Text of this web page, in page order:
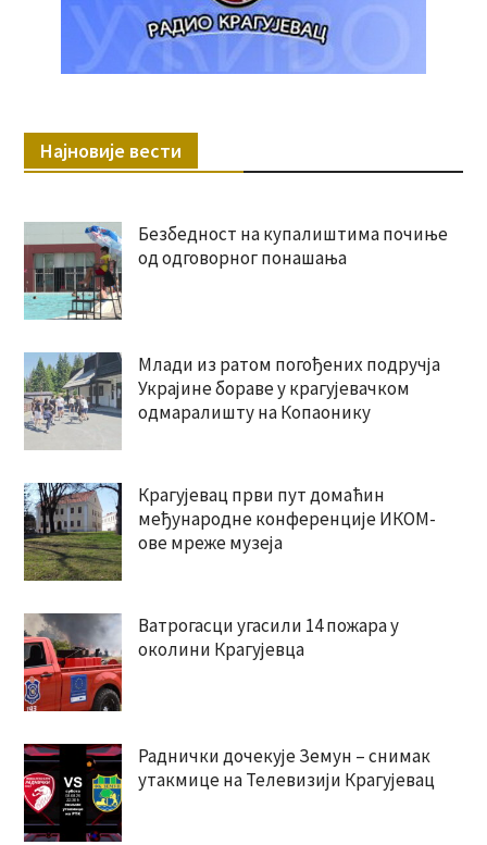
Најновије вести
Безбедност на купалиштима почиње
од одговорног понашања
Млади из ратом погођених подручја
Украјине бораве у крагујевачком
одмаралишту на Копаонику
Крагујевац први пут домаћин
међународне конференције ИКОМ-
ове мреже музеја
Ватрогасци угасили 14 пожара у
околини Крагујевца
Раднички дочекује Земун – снимак
утакмице на Телевизији Крагујевац